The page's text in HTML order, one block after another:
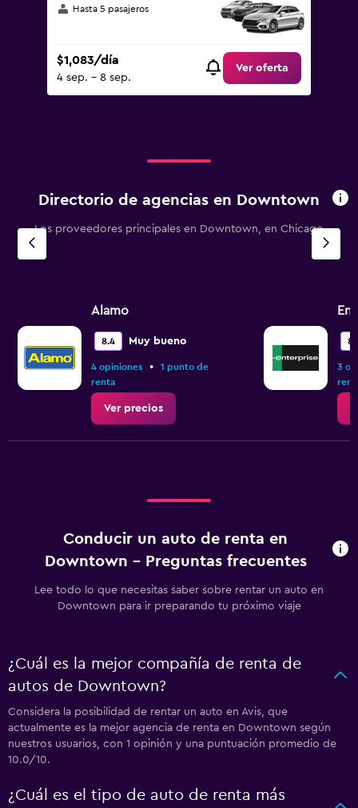
Hasta 5 pasajeros
$1,083/día
4 sep. - 8 sep.
Ver oferta
Directorio de agencias en Downtown
Los proveedores principales en Downtown, en Chicago
Alamo
8.4 Muy bueno
4 opiniones •
1 punto de
renta
Ver precios
3
Conducir un auto de renta en
Downtown - Preguntas frecuentes
Lee todo lo que necesitas saber sobre rentar un auto en
Downtown para ir preparando tu próximo viaje
¿Cuál es la mejor compañía de renta de
autos de Downtown?
Considera la posibilidad de rentar un auto en Avis, que
actualmente es la mejor agencia de renta en Downtown según
nuestros usuarios, con 1 opinión y una puntuación promedio de
10.0/10.
¿Cuál es el tipo de auto de renta más